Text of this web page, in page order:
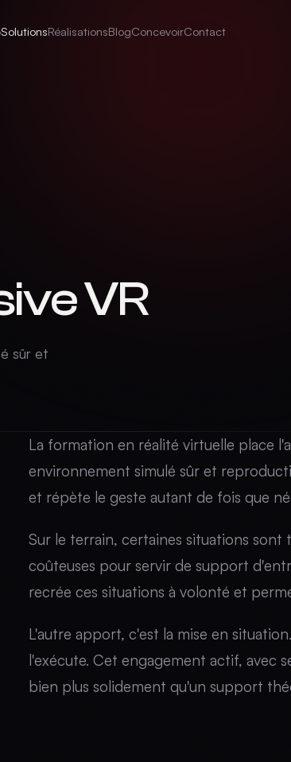
SolutionsRéalisationsBlogConcevoirContact
VR
sûr et
La formation en réalité virtuelle place
environnement simulé sûr et
et répète le geste autant de fois que
Sur le terrain, certaines situations
coûteuses pour servir de support
recrée ces situations à volonté et
L'autre apport, c'est la mise en
l'exécute. Cet engagement actif, avec
bien plus solidement qu'un support